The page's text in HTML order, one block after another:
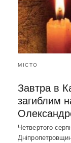
МІСТО
Завтра в
загиблим
Четвертого